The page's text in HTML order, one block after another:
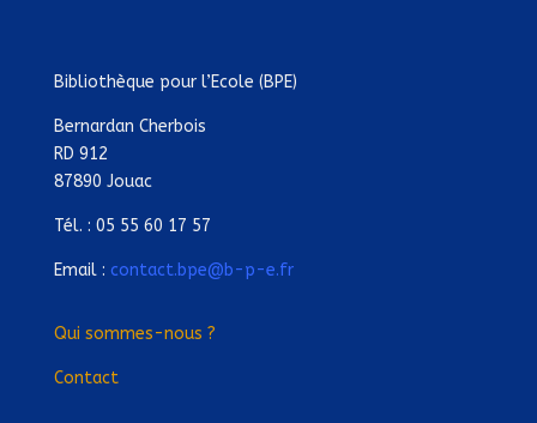
Bibliothèque pour l’Ecole (BPE)
Bernardan Cherbois
RD 912
87890 Jouac
Tél. : 05 55 60 17 57
Email : contact.bpe@b-p-e.fr
Qui sommes-nous ?
Contact